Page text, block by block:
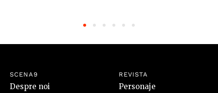
SCENA9
Despre noi
REVISTA
Personaje